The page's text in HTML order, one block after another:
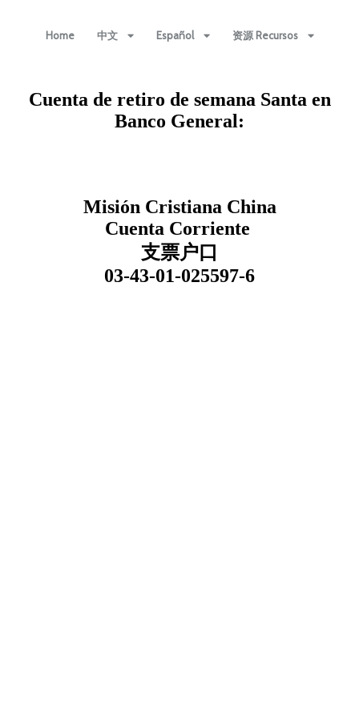
Home 中文 Español 资源 Recursos
Cuenta de retiro de semana Santa en
Banco General:
Misión Cristiana China
Cuenta Corriente
支票户口
03-43-01-025597-6